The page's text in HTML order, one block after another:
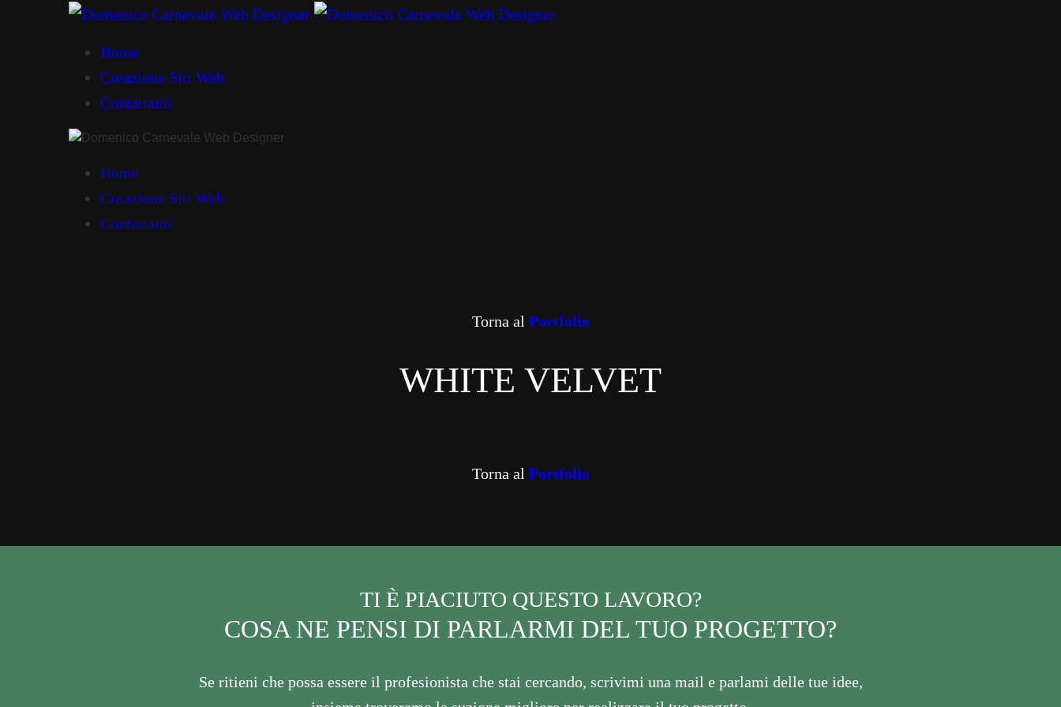
Home
Creazione Siti Web
Contattami
Home
Creazione Siti Web
Contattami
Torna al Portfolio
WHITE VELVET
Torna al Portfolio
TI È PIACIUTO QUESTO LAVORO?
COSA NE PENSI DI PARLARMI DEL TUO PROGETTO?
Se ritieni che possa essere il profesionista che stai cercando, scrivimi una mail e parlami delle tue idee,